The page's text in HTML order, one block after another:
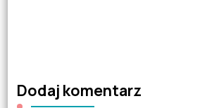
Dodaj komentarz